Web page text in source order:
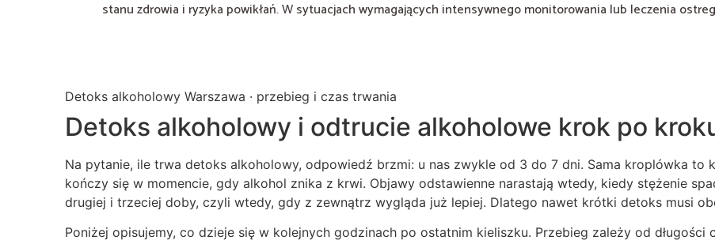
stanu zdrowia i ryzyka powikłań. W sytuacjach wymagających intensywnego monitorowania lub leczenia
Detoks alkoholowy Warszawa · przebieg i czas trwania
Detoks alkoholowy i odtrucie alkoholowe krok po
Na pytanie, ile trwa detoks alkoholowy, odpowiedź brzmi: u nas zwykle od 3 do 7 dni. Sama kroplówka to
kończy się w momencie, gdy alkohol znika z krwi. Objawy odstawienne narastają wtedy, kiedy stężenie
drugiej i trzeciej doby, czyli wtedy, gdy z zewnątrz wygląda już lepiej. Dlatego nawet krótki detoks musi
Poniżej opisujemy, co dzieje się w kolejnych godzinach po ostatnim kieliszku. Przebieg zależy od długości